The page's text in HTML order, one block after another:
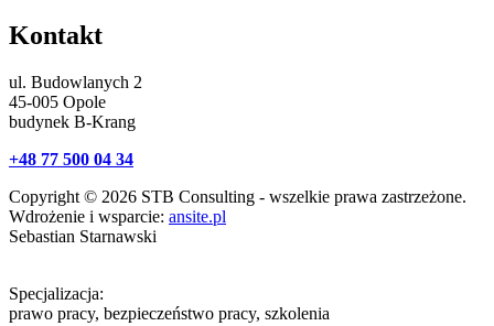
Kontakt
ul. Budowlanych 2
45-005 Opole
budynek B-Krang
+48 77 500 04 34
Copyright © 2026 STB Consulting - wszelkie prawa zastrzeżone.
Wdrożenie i wsparcie: ansite.pl
Sebastian Starnawski
Specjalizacja:
prawo pracy, bezpieczeństwo pracy, szkolenia